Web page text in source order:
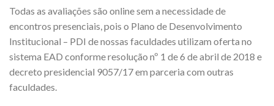
Todas as avaliações são online sem a necessidade de
encontros presenciais, pois o Plano de Desenvolvimento
Institucional – PDI de nossas faculdades utilizam oferta no
sistema EAD conforme resolução nº 1 de 6 de abril de 2018 e
decreto presidencial 9057/17 em parceria com outras
faculdades.